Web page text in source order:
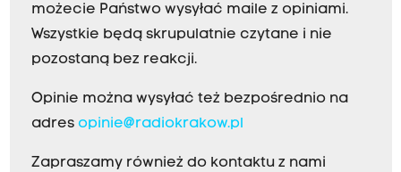
możecie Państwo wysyłać maile z opiniami.
Wszystkie będą skrupulatnie czytane i nie
pozostaną bez reakcji.
Opinie można wysyłać też bezpośrednio na
adres opinie@radiokrakow.pl
Zapraszamy również do kontaktu z nami